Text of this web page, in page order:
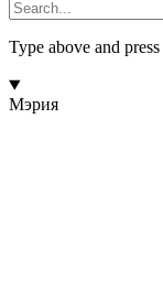
Type above and press
Мэрия